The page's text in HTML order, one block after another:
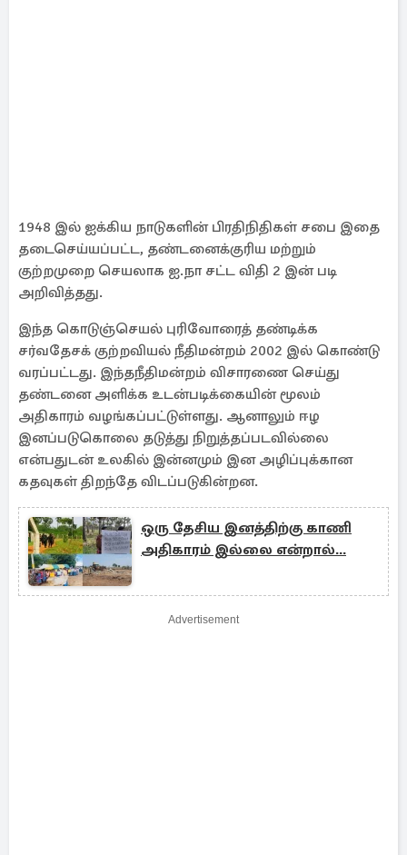
1948 இல் ஐக்கிய நாடுகளின் பிரதிநிதிகள் சபை இதை
தடைசெய்யப்பட்ட, தண்டனைக்குரிய மற்றும்
குற்றமுறை செயலாக ஐ.நா சட்ட விதி 2 இன் படி
அறிவித்தது.
இந்த கொடுஞ்செயல் புரிவோரைத் தண்டிக்க
சர்வதேசக் குற்றவியல் நீதிமன்றம் 2002 இல் கொண்டு
வரப்பட்டது. இந்தநீதிமன்றம் விசாரணை செய்து
தண்டனை அளிக்க உடன்படிக்கையின் மூலம்
அதிகாரம் வழங்கப்பட்டுள்ளது. ஆனாலும் ஈழ
இனப்படுகொலை தடுத்து நிறுத்தப்படவில்லை
என்பதுடன் உலகில் இன்னமும் இன அழிப்புக்கான
கதவுகள் திறந்தே விடப்படுகின்றன.
ஒரு தேசிய இனத்திற்கு காணி
அதிகாரம் இல்லை என்றால்...
Advertisement